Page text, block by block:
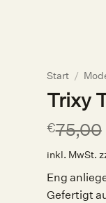
Start /
Trixy
€75,00
inkl. MwSt.
Eng
Gefertigt